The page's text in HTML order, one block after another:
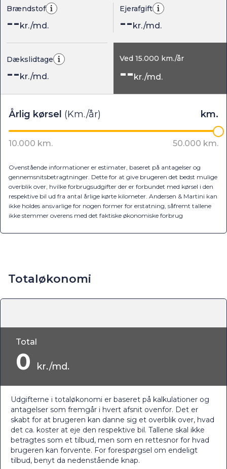
Brændstof
--kr./md.
Ejerafgift
--kr./md.
Dækslidtage
--kr./md.
Ved 15.000 km./år
--kr./md.
Ovenstående informationer er estimater, baseret på antagelser og
gennemsnitsbetragtninger. Dette for at give brugeren det bedst mulige
overblik over, hvilke forbrugsudgifter der er forbundet med kørsel i den
respektive bil ud fra antal årlige kørte kilometer. Andersen & Martini kan
ikke holdes ansvarlige for nogen former for erstatning, såfremt tallene
ikke stemmer overens med det faktiske økonomiske forbrug
Totaløkonomi
Udgifterne i totaløkonomi er baseret på kalkulationer og
antagelser som fremgår i hvert afsnit ovenfor. Det er
skabt for at brugeren kan danne sig et overblik over, hvad
det ca. koster at eje den respektive bil. Tallene skal ikke
betragtes som et tilbud, men som en rettesnor for hvad
brugeren kan forvente. For forespørgsel om endeligt
tilbud, benyt da nedenstående knap.
Total
0 kr./md.